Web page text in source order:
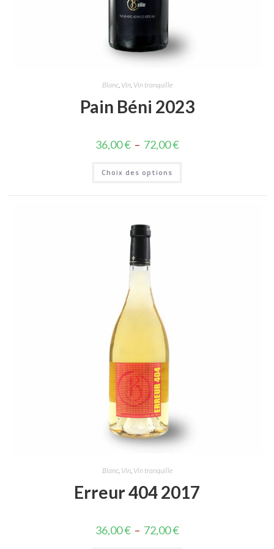
Blanc, Vin, Vin tranquille
Pain Béni 2023
36,00€ – 72,00€
Choix des options
Blanc, Vin, Vin tranquille
Erreur 404 2017
36,00€ – 72,00€